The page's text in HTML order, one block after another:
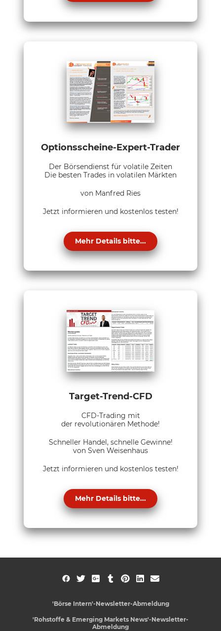
Optionsscheine-Expert-Trader
Der Börsendienst für volatile Zeiten
Die besten Trades in volatilen Märkten
von Manfred Ries
Jetzt informieren und kostenlos testen!
Mehr Details bitte...
Target-Trend-CFD
CFD-Trading mit
der revolutionären Methode!
Schneller Handel, schnelle Gewinne!
von Sven Weisenhaus
Jetzt informieren und kostenlos testen!
Mehr Details bitte...
'Börse Intern'-Newsletter-Abmeldung
'Rohstoffe & Emerging Markets News'-Newsletter-
Abmeldung